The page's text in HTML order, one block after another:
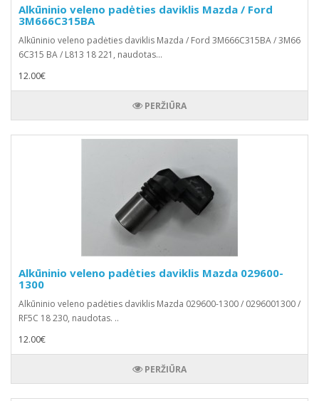
Alkūninio veleno padėties daviklis Mazda / Ford
3M666C315BA
Alkūninio veleno padėties daviklis Mazda / Ford 3M666C315BA / 3M66
6C315 BA / L813 18 221, naudotas...
12.00€
PERŽIŪRA
Alkūninio veleno padėties daviklis Mazda 029600-
1300
Alkūninio veleno padėties daviklis Mazda 029600-1300 / 0296001300 /
RF5C 18 230, naudotas. ..
12.00€
PERŽIŪRA